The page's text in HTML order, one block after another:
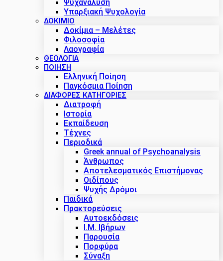
Ψυχανάλυση
Υπαρξιακή Ψυχολογία
ΔΟΚΊΜΙΟ
Δοκίμια – Μελέτες
Φιλοσοφία
Λαογραφία
ΘΕΟΛΟΓΙΑ
ΠΟΙΗΣΗ
Ελληνική Ποίηση
Παγκόσμια Ποίηση
ΔΙΑΦΟΡΕΣ ΚΑΤΗΓΟΡΙΕΣ
Διατροφή
Ιστορία
Εκπαίδευση
Τέχνες
Περιοδικά
Greek annual of Psychoanalysis
Άνθρωπος
Αποτελεσματικός Επιστήμονας
Οιδίπους
Ψυχής Δρόμοι
Παιδικά
Πρακτoρεύσεις
Αυτοεκδόσεις
Ι.Μ. Ιβήρων
Παρουσία
Πορφύρα
Σύναξη